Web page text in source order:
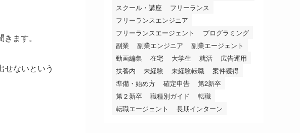
ます。
せないという
スクール・講座
フリーランス
フリーランスエンジニア
フリーランスエージェント
プログラミング
副業
副業エンジニア
副業エージェント
動画編集
在宅 大学生 就活
広告運用
扶養内
未経験 未経験転職
案件獲得
準備・始め方
確定申告
第2新卒
第２新卒
職種別ガイド
転職
転職エージェント
長期インターン